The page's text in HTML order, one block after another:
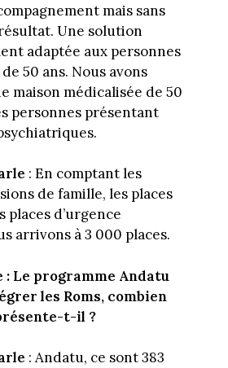
mais sans
Une solution
adaptée aux personnes
50 ans. Nous avons
maison médicalisée de 50
personnes présentant
: En comptant les
de famille, les places
places d’urgence
arrivons à 3 000 places.
:Le programme Andatu
les Roms, combien
t-il ?
: Andatu, ce sont 383